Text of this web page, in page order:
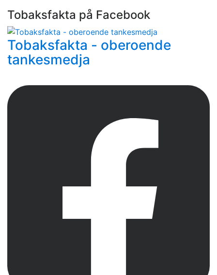
Tobaksfakta på Facebook
Tobaksfakta - oberoende
tankesmedja